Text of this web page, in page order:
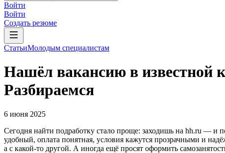
Войти
Войти
Создать резюме
СтатьиМолодым специалистам
Нашёл вакансию в известной
Разбираемся
6 июня 2025
Сегодня найти подработку стало проще: заходишь на hh.ru — и
удобный, оплата понятная, условия кажутся прозрачными и
а с какой-то другой. А иногда ещё просят оформить